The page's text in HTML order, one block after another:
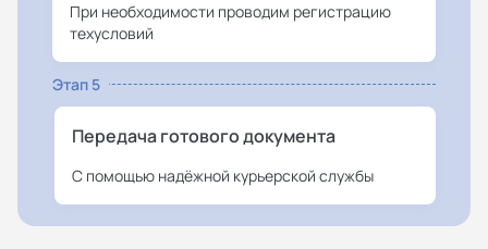
При необходимости проводим регистрацию
техусловий
Этап 5
Передача готового документа
С помощью надёжной курьерской службы